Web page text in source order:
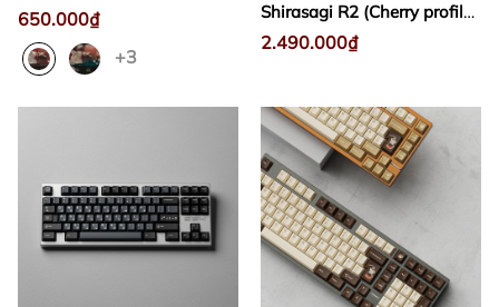
650.000₫
+3
Shirasagi R2 (Cherry profile /
ABS Double-shot)
2.490.000₫